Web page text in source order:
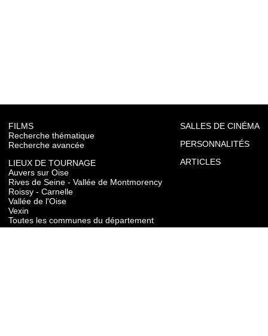
FILMS
Recherche thématique
Recherche avancée
LIEUX DE TOURNAGE
Auvers sur Oise
Rives de Seine - Vallée de Montmorency
Roissy - Carnelle
Vallée de l'Oise
Vexin
Toutes les communes du département
SALLES DE CINÉMA
PERSONNALITÉS
ARTICLES